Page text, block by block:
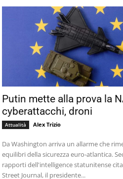
Putin mette alla prova la
cyberattacchi, droni
Attualità Alex Trizio
Da Washington arriva un allarme che
equilibri della sicurezza euro-atlantica.
rapporti dell'intelligence statunitense
Street Journal, il presidente...